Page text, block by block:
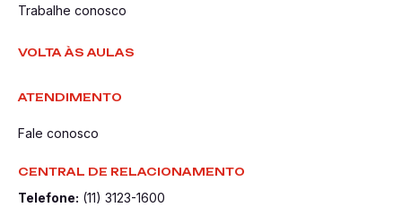
Trabalhe conosco
VOLTA ÀS AULAS
ATENDIMENTO
Fale conosco
CENTRAL DE RELACIONAMENTO
Telefone: (11) 3123-1600